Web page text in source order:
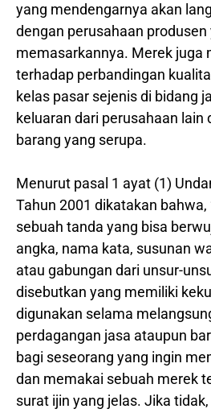
yang mendengarnya akan
dengan perusahaan produsen
memasarkannya. Merek juga
terhadap perbandingan
kelas pasar sejenis di bidang
keluaran dari perusahaan lain
barang yang serupa.
Menurut pasal 1 ayat (1)
Tahun 2001 dikatakan
sebuah tanda yang bisa
angka, nama kata, susunan
atau gabungan dari unsur-
disebutkan yang memiliki
digunakan selama
perdagangan jasa ataupun
bagi seseorang yang ingin
dan memakai sebuah merek
surat ijin yang jelas. Jika